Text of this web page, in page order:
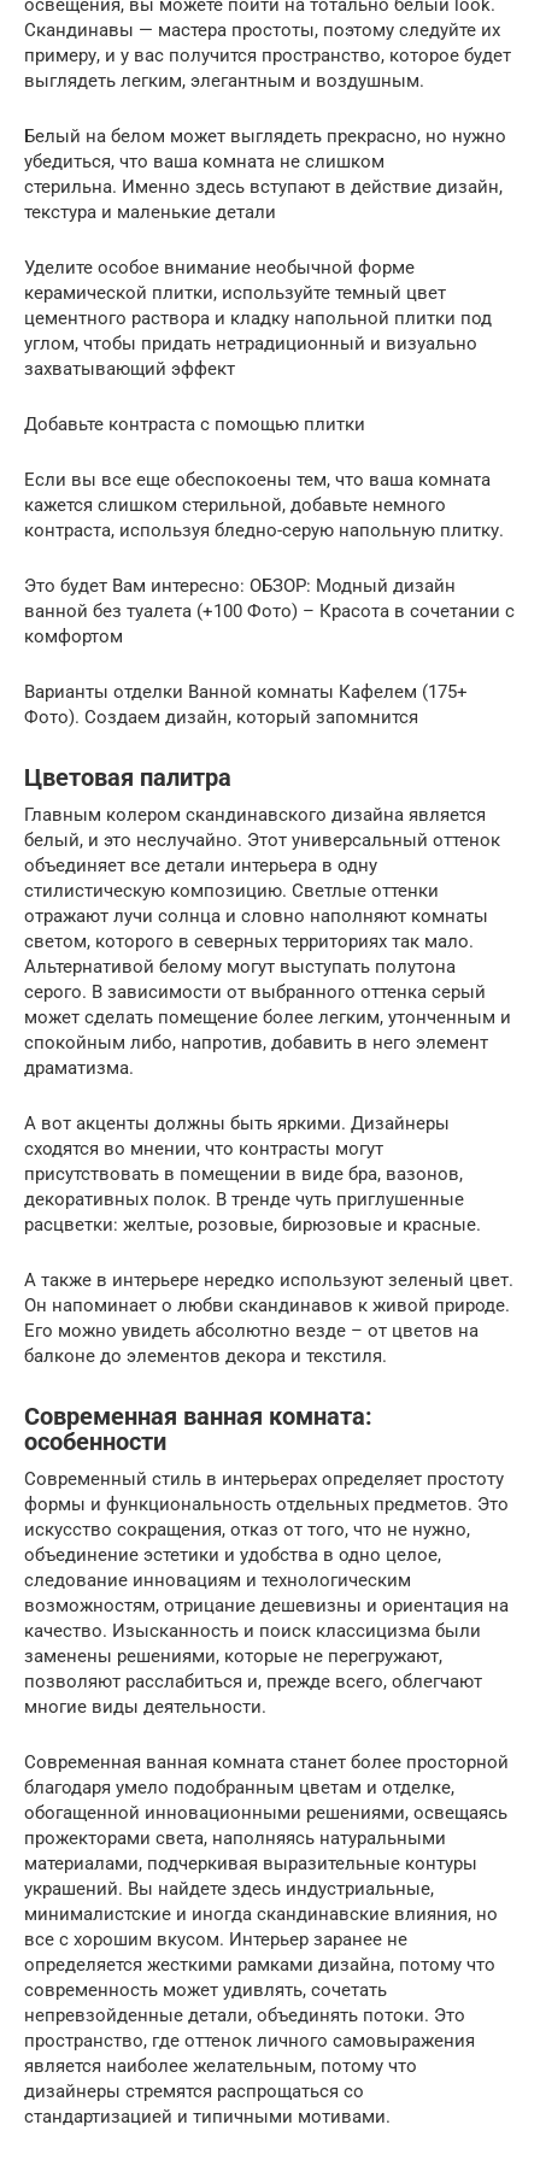
освещения, вы можете пойти на тотально белый look.
Скандинавы — мастера простоты, поэтому следуйте их
примеру, и у вас получится пространство, которое будет
выглядеть легким, элегантным и воздушным.
Белый на белом может выглядеть прекрасно, но нужно
убедиться, что ваша комната не слишком
стерильна. Именно здесь вступают в действие дизайн,
текстура и маленькие детали
Уделите особое внимание необычной форме
керамической плитки, используйте темный цвет
цементного раствора и кладку напольной плитки под
углом, чтобы придать нетрадиционный и визуально
захватывающий эффект
Добавьте контраста с помощью плитки
Если вы все еще обеспокоены тем, что ваша комната
кажется слишком стерильной, добавьте немного
контраста, используя бледно-серую напольную плитку.
Это будет Вам интересно: ОБЗОР: Модный дизайн
ванной без туалета (+100 Фото) – Красота в сочетании с
комфортом
Варианты отделки Ванной комнаты Кафелем (175+
Фото). Создаем дизайн, который запомнится
Цветовая палитра
Главным колером скандинавского дизайна является
белый, и это неслучайно. Этот универсальный оттенок
объединяет все детали интерьера в одну
стилистическую композицию. Светлые оттенки
отражают лучи солнца и словно наполняют комнаты
светом, которого в северных территориях так мало.
Альтернативой белому могут выступать полутона
серого. В зависимости от выбранного оттенка серый
может сделать помещение более легким, утонченным и
спокойным либо, напротив, добавить в него элемент
драматизма.
А вот акценты должны быть яркими. Дизайнеры
сходятся во мнении, что контрасты могут
присутствовать в помещении в виде бра, вазонов,
декоративных полок. В тренде чуть приглушенные
расцветки: желтые, розовые, бирюзовые и красные.
А также в интерьере нередко используют зеленый цвет.
Он напоминает о любви скандинавов к живой природе.
Его можно увидеть абсолютно везде – от цветов на
балконе до элементов декора и текстиля.
Современная ванная комната:
особенности
Современный стиль в интерьерах определяет простоту
формы и функциональность отдельных предметов. Это
искусство сокращения, отказ от того, что не нужно,
объединение эстетики и удобства в одно целое,
следование инновациям и технологическим
возможностям, отрицание дешевизны и ориентация на
качество. Изысканность и поиск классицизма были
заменены решениями, которые не перегружают,
позволяют расслабиться и, прежде всего, облегчают
многие виды деятельности.
Современная ванная комната станет более просторной
благодаря умело подобранным цветам и отделке,
обогащенной инновационными решениями, освещаясь
прожекторами света, наполняясь натуральными
материалами, подчеркивая выразительные контуры
украшений. Вы найдете здесь индустриальные,
минималистские и иногда скандинавские влияния, но
все с хорошим вкусом. Интерьер заранее не
определяется жесткими рамками дизайна, потому что
современность может удивлять, сочетать
непревзойденные детали, объединять потоки. Это
пространство, где оттенок личного самовыражения
является наиболее желательным, потому что
дизайнеры стремятся распрощаться со
стандартизацией и типичными мотивами.